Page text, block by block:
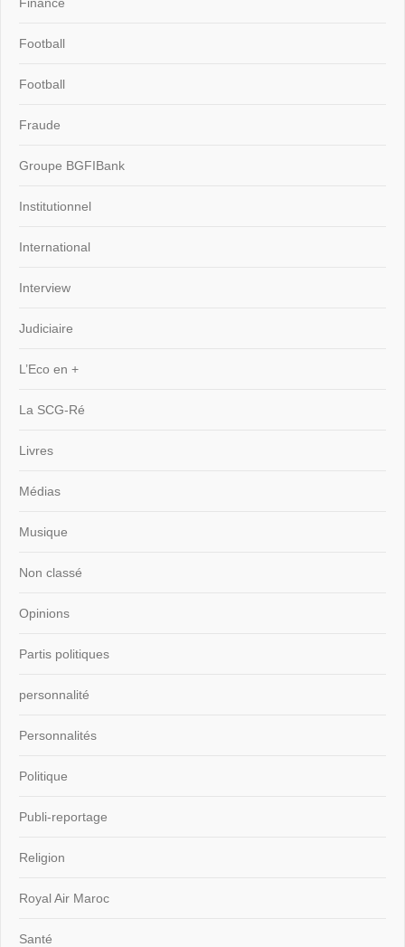
Football
Football
Fraude
Groupe BGFIBank
Institutionnel
International
Interview
Judiciaire
L’Eco en +
La SCG-Ré
Livres
Médias
Musique
Non classé
Opinions
Partis politiques
personnalité
Personnalités
Politique
Publi-reportage
Religion
Royal Air Maroc
Santé